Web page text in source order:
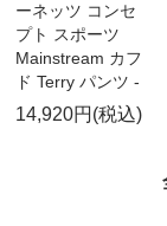
ーネッツ コンセ
プト スポーツ
Mainstream カフ
ド Terry パンツ -
14,920円(税込)